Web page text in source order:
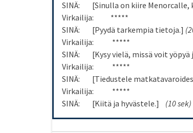
SINÄ: [Sinulla on kiire Menorcalle,
Virkailija: *****
SINÄ: [Pyydä tarkempia tietoja.]
Virkailija: *****
SINÄ: [Kysy vielä, missä voit yöpyä
Virkailija: *****
SINÄ: [Tiedustele
Virkailija: *****
SINÄ: [Kiitä ja hyvästele.]
(10 sek)